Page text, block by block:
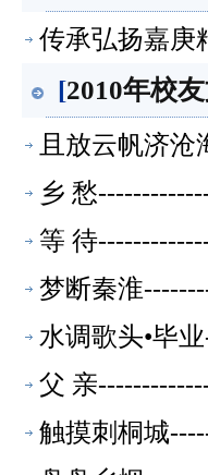
传承弘扬嘉庚
[2010年校
且放云帆济沧
乡 愁
等 待
梦断秦淮
水调歌头•毕
父 亲
触摸刺桐城